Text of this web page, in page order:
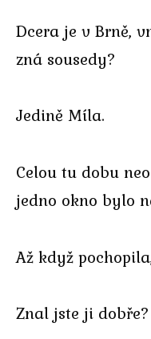
Dcera je v Brně,
zná sousedy?
Jedině Míla.
Celou tu dobu
jedno okno bylo
Až když
Znal jste ji